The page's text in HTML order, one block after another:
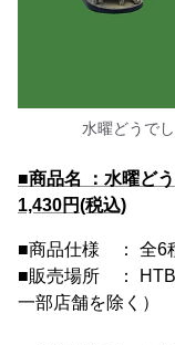
水曜どうで
■商品名 ：水曜ど
1,430円(税込)
■商品仕様 ： 全6
■販売場所 ： HTB
一部店舗を除く）